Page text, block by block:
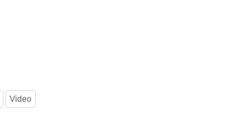
Video